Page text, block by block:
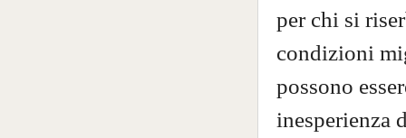
per chi si
condizioni
possono
inesperienza